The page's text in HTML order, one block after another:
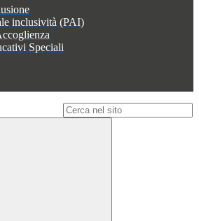
inclusività (PAI)
Speciali